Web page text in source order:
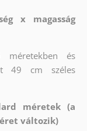
x magasság
méretekben és
49 cm széles
méretek (a
változik)